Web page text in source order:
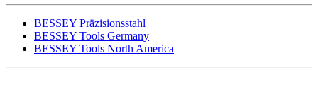
BESSEY Präzisionsstahl
BESSEY Tools Germany
BESSEY Tools North America